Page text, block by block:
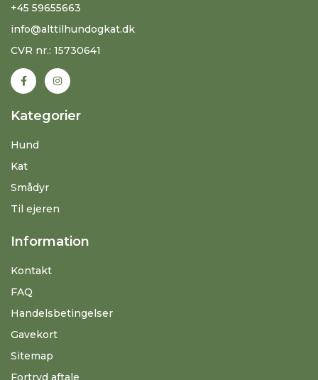
+45 59655663
info@alttilhundogkat.dk
CVR nr.: 15730641
Kategorier
Hund
Kat
Smådyr
Til ejeren
Information
Kontakt
FAQ
Handelsbetingelser
Gavekort
Sitemap
Fortryd aftale